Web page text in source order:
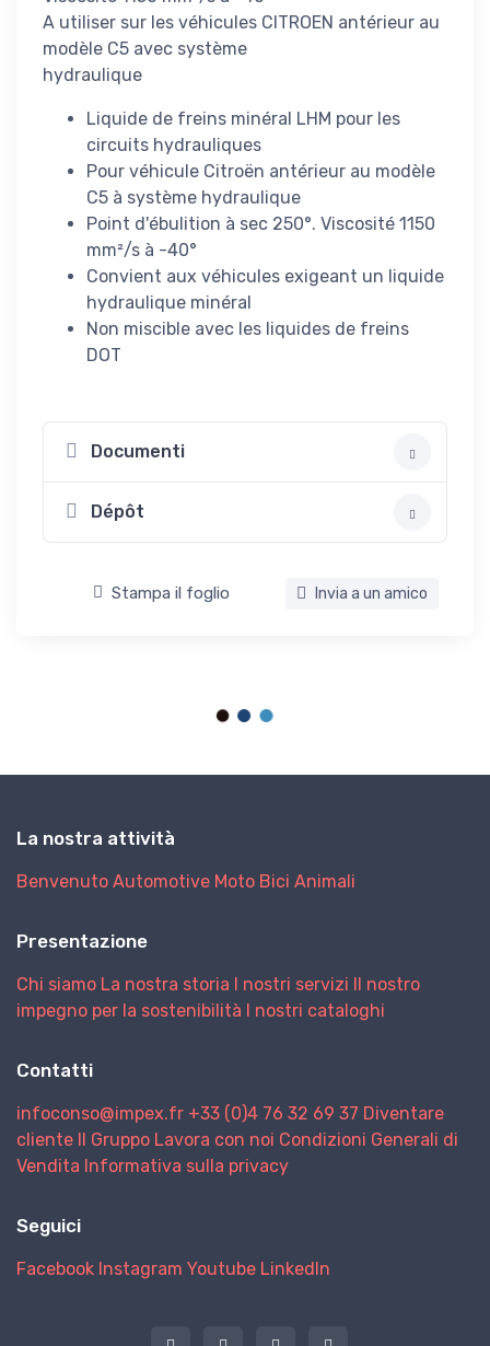
A utiliser sur les véhicules CITROEN antérieur au
modèle C5 avec système
hydraulique
Liquide de freins minéral LHM pour les
circuits hydrauliques
Pour véhicule Citroën antérieur au modèle
C5 à système hydraulique
Point d'ébulition à sec 250°. Viscosité 1150
mm²/s à -40°
Convient aux véhicules exigeant un liquide
hydraulique minéral
Non miscible avec les liquides de freins
DOT
Documenti
Dépôt
Stampa il foglio Invia a un amico
La nostra attività
Benvenuto Automotive Moto Bici Animali
Presentazione
Chi siamo La nostra storia I nostri servizi Il nostro
impegno per la sostenibilità I nostri cataloghi
Contatti
infoconso@impex.fr +33 (0)4 76 32 69 37 Diventare
cliente Il Gruppo Lavora con noi Condizioni Generali di
Vendita Informativa sulla privacy
Seguici
Facebook Instagram Youtube LinkedIn